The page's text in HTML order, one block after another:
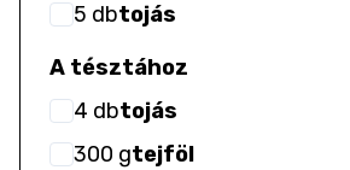
5 dbtojás
A tésztához
4 dbtojás
300 gtejföl